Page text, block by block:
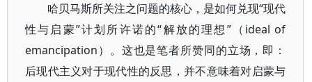
哈贝马斯所关注之问题的核心，是如何兑现“现代
性与启蒙”计划所许诺的“解放的理想”（ideal of
emancipation）。这也是笔者所赞同的立场，即：
后现代主义对于现代性的反思，并不意味着对启蒙与